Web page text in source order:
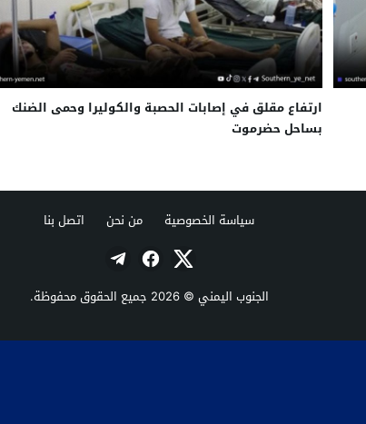
ارتفاع مقلق في إصابات الحصبة والكوليرا وحمى الضنك
بساحل حضرموت
سياسة الخصوصية من نحن اتصل بنا
الجنوب اليمني © 2026 جميع الحقوق محفوظة.